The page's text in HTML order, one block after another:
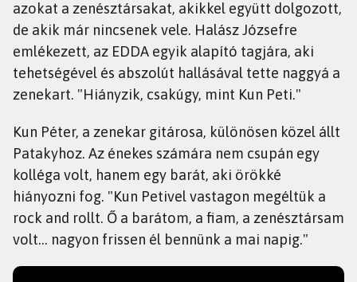
azokat a zenésztársakat, akikkel együtt dolgozott,
de akik már nincsenek vele. Halász Józsefre
emlékezett, az EDDA egyik alapító tagjára, aki
tehetségével és abszolút hallásával tette naggyá a
zenekart. "Hiányzik, csakúgy, mint Kun Peti."
Kun Péter, a zenekar gitárosa, különösen közel állt
Patakyhoz. Az énekes számára nem csupán egy
kolléga volt, hanem egy barát, aki örökké
hiányozni fog. "Kun Petivel vastagon megéltük a
rock and rollt. Ő a barátom, a fiam, a zenésztársam
volt... nagyon frissen él bennünk a mai napig."